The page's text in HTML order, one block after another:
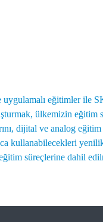
uygulamalı eğitimler ile
ülkemizin eğitim
dijital ve analog
kullanabilecekleri
süreçlerine dahil